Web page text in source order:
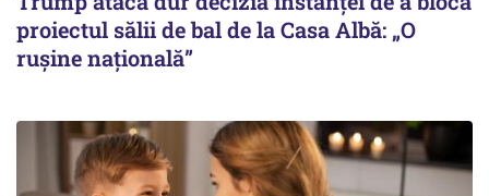
proiectul sălii de bal de la Casa Albă: „O
ruşine naţională”